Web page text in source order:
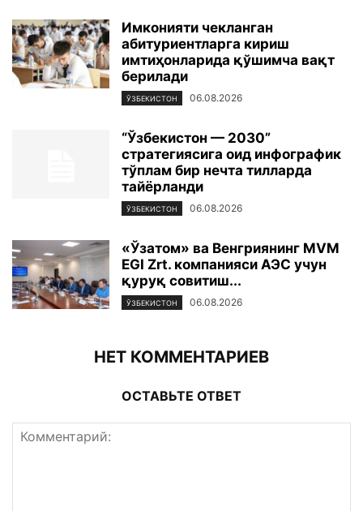
Имконияти чекланган
абитуриентларга кириш
имтиҳонларида қўшимча вақт
берилади
ЎЗБЕКИСТОН 06.08.2026
“Ўзбекистон — 2030”
стратегиясига оид инфографик
тўплам бир нечта тилларда
тайёрланди
ЎЗБЕКИСТОН 06.08.2026
«Ўзатом» ва Венгриянинг MVM
EGI Zrt. компанияси АЭС учун
қуруқ совитиш...
ЎЗБЕКИСТОН 06.08.2026
НЕТ КОММЕНТАРИЕВ
ОСТАВЬТЕ ОТВЕТ